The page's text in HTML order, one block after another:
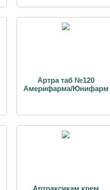
Артра таб №120
Америфарма/Юнифарм
Артраксикам крем